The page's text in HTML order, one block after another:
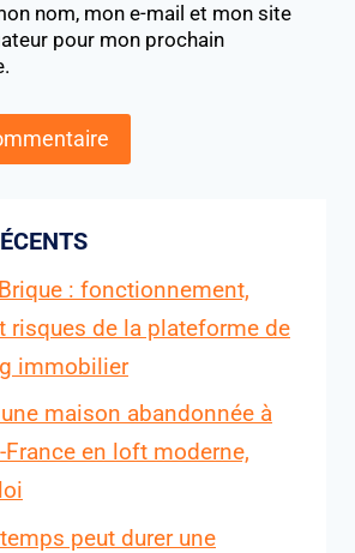
nom, mon e-mail et mon site
pour mon prochain
: fonctionnement,
risques de la plateforme de
immobilier
maison abandonnée à
France en loft moderne,
peut durer une